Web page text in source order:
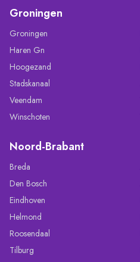
Groningen
Groningen
Haren Gn
Hoogezand
Stadskanaal
Veendam
Winschoten
Noord-Brabant
Breda
Den Bosch
Eindhoven
Helmond
Roosendaal
Tilburg